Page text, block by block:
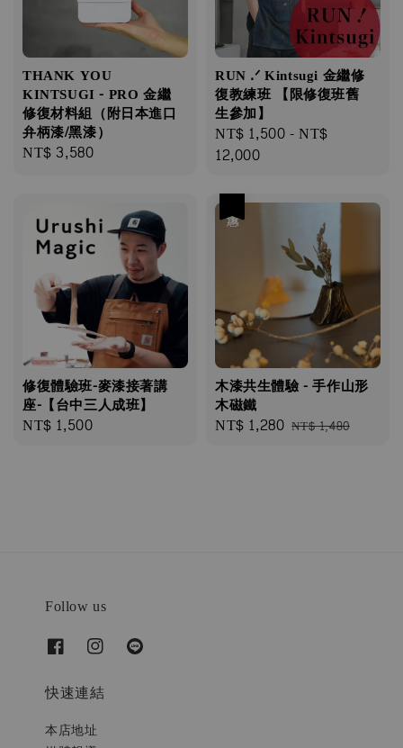
THANK YOU
KINTSUGI - PRO 金繼
修復材料組（附日本進口
弁柄漆/黑漆）
Regular
NT$ 3,580
RUN .ᐟ Kintsugi 金繼修
復教練班 【限修復班舊
生參加】
Regular
price
NT$ 1,500-NT$
12,000
修復體驗班-麥漆接著講
座-【台中三人成班】
Regular
NT$ 1,500
木漆共生體驗 - 手作山形
木磁鐵
Sale
NT$ 1,280 Regular
NT$ 1,480
Follow us
快速連結
本店地址